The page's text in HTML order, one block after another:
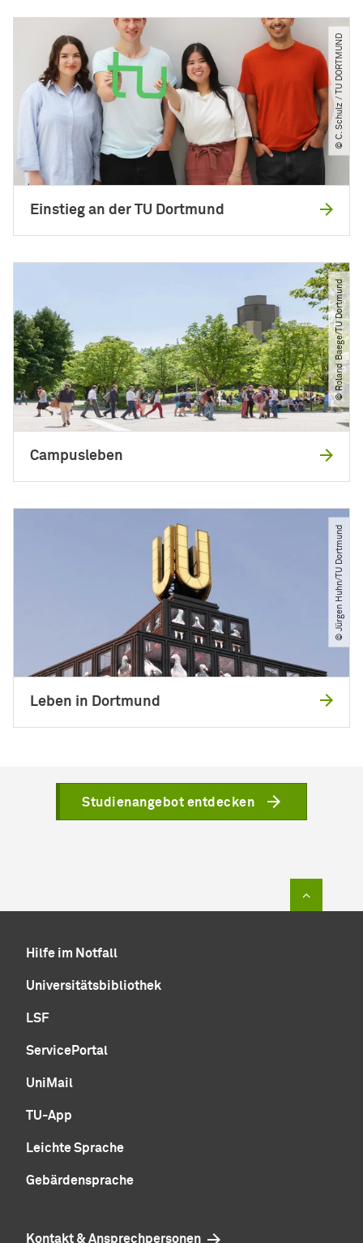
© C. Schulz ​/​ TU DORTMUND
Einstieg an der TU Dortmund
© Roland Baege​/​TU Dortmund
Campusleben
© Jürgen Huhn​/​TU Dortmund
Leben in Dortmund
Studienangebot entdecken
Hilfe im Notfall
Universitätsbibliothek
LSF
ServicePortal
UniMail
TU-App
Leichte Sprache
Gebärdensprache
Kontakt & Ansprechpersonen